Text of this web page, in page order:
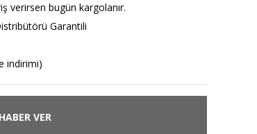
verirsen bugün kargolanır.
Garantili
indirimi)
VER